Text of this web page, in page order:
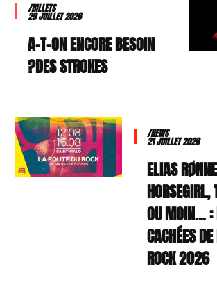
/BILLETS
29 JUILLET 2026
A-T-ON ENCORE BESOIN
DES STROKES?
/NEWS
21 JUILLET 2026
ELIAS
HORSEGIRL,
OU MOIN… :
CACHÉES
ROCK 2026